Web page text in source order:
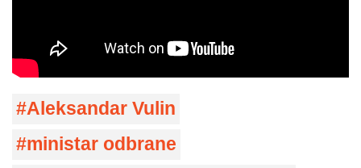
Aleksandar Vulin
ministar odbrane